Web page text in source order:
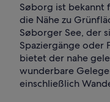
Søborg ist bekannt
die Nähe zu
Søborger See, der
Spaziergänge oder
bietet der nahe
wunderbare
einschließlich